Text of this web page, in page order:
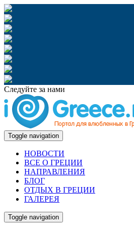
Следуйте за нами
Toggle navigation
НОВОСТИ
ВСЕ О ГРЕЦИИ
НАПРАВЛЕНИЯ
БЛОГ
ОТДЫХ В ГРЕЦИИ
ГАЛЕРЕЯ
Toggle navigation